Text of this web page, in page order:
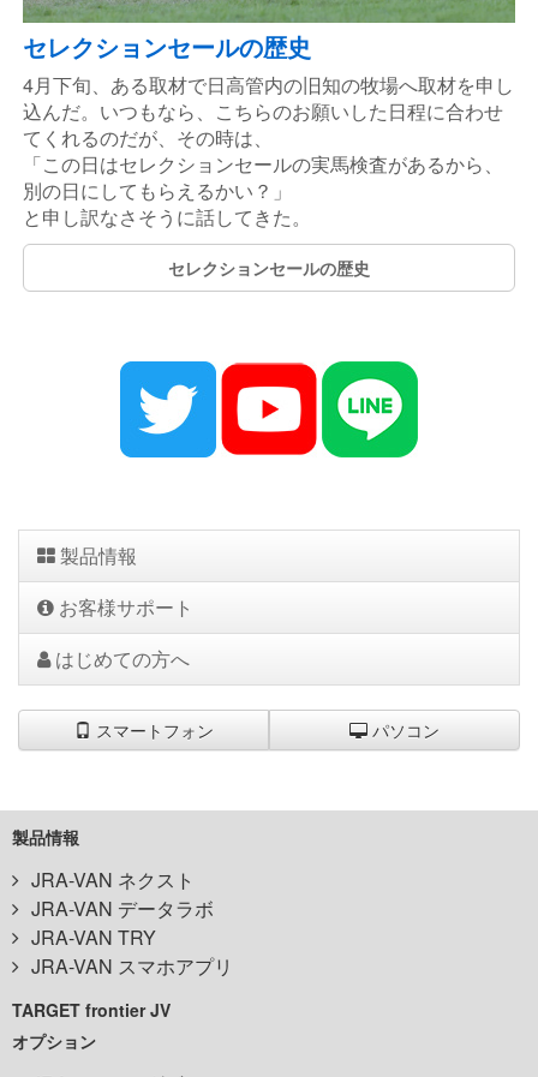
セレクションセールの歴史
4月下旬、ある取材で日高管内の旧知の牧場へ取材を申し
込んだ。いつもなら、こちらのお願いした日程に合わせ
てくれるのだが、その時は、
「この日はセレクションセールの実馬検査があるから、
別の日にしてもらえるかい？」
と申し訳なさそうに話してきた。
セレクションセールの歴史
製品情報
お客様サポート
はじめての方へ
スマートフォン パソコン
製品情報
JRA-VAN ネクスト
JRA-VAN データラボ
JRA-VAN TRY
JRA-VAN スマホアプリ
TARGET frontier JV
オプション